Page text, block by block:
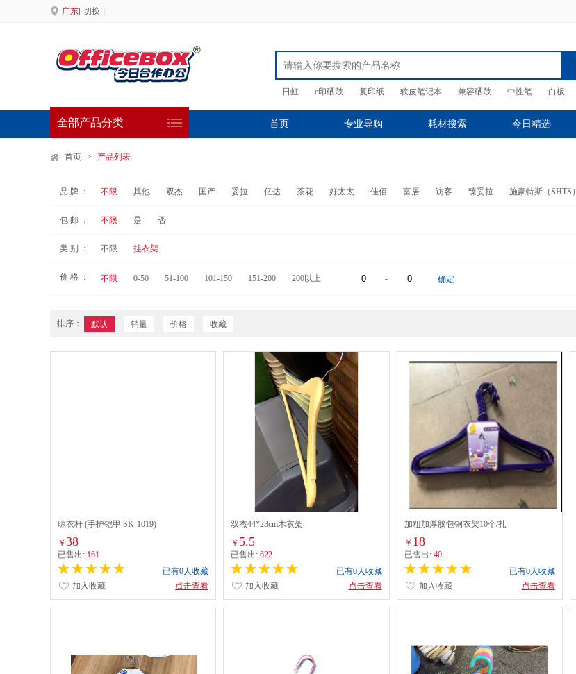
广东[ 切换 ]
日虹 e印硒鼓 复印纸 软皮笔记本 兼容硒鼓 中性笔 白板
全部产品分类 首页 专业导购 耗材搜索 今日精选
首页 > 产品列表
品 牌 ： 不限 其他 双杰 国产 妥拉 亿达 茶花 好太太 佳佰 富居 访客 臻妥拉 施豪特斯（SHTS）
包 邮 ： 不限 是 否
类 别 ： 不限 挂衣架
价 格 ： 不限 0-50 51-100 101-150 151-200 200以上 - 确定
排序： 默认 销量 价格 收藏
晾衣杆 (手护铠甲 SK-1019)
￥ 38
已售出: 161
已有0人收藏
点击查看
加入收藏
双杰44*23cm木衣架
￥ 5.5
已售出:622
已有0人收藏
点击查看
加入收藏
加粗加厚胶包钢衣架10个/扎
￥ 18
已售出: 40
已有0人收藏
点击查看
加入收藏